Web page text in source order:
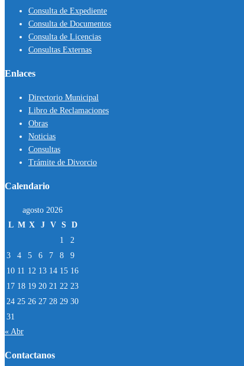
Consulta de Expediente
Consulta de Documentos
Consulta de Licencias
Consultas Externas
Enlaces
Directorio Municipal
Libro de Reclamaciones
Obras
Noticias
Consultas
Trámite de Divorcio
Calendario
agosto 2026
L M X J V S D
1
2
3
4 5 6 7 8
9
10 11 12 13 14 15 16
17 18 19 20 21 22 23
24 25 26 27 28 29 30
31
« Abr
Contactanos